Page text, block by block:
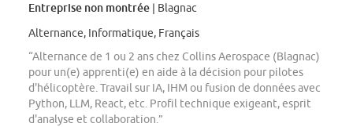
Entreprise non montrée | Blagnac
Alternance, Informatique, Français
“Alternance de 1 ou 2 ans chez Collins Aerospace (Blagnac)
pour un(e) apprenti(e) en aide à la décision pour pilotes
d'hélicoptère. Travail sur IA, IHM ou fusion de données avec
Python, LLM, React, etc. Profil technique exigeant, esprit
d'analyse et collaboration.”